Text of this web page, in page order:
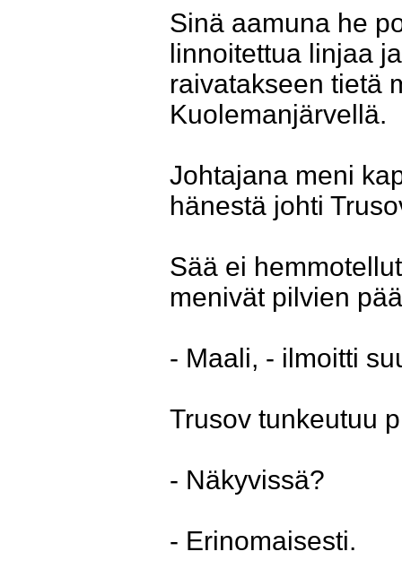
Sinä aamuna he
linnoitettua linjaa
raivatakseen tietä
Kuolemanjärvellä.
Johtajana meni
hänestä johti
Sää ei
menivät pilvien
- Maali, - ilmoitti
Trusov tunkeutuu
- Näkyvissä?
- Erinomaisesti.